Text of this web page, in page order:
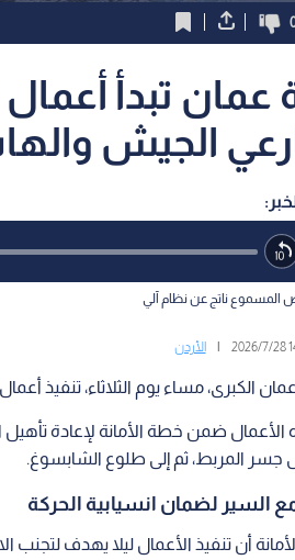
عمان تبدأ
الجيش
المسموع ناتج عن نظام آلي
الأردن
عمان الكبرى، مساء يوم الثلاثاء،
الأعمال ضمن خطة الأمانة لإعادة
جسر المربط، ثم إلى طلوع الشابسوغ.
السير لضمان انسيابية الحركة
أن تنفيذ الأعمال ليلا يهدف لتجنب